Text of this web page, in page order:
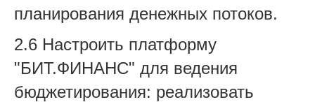
планирования денежных потоков.
2.6 Настроить платформу
"БИТ.ФИНАНС" для ведения
бюджетирования: реализовать